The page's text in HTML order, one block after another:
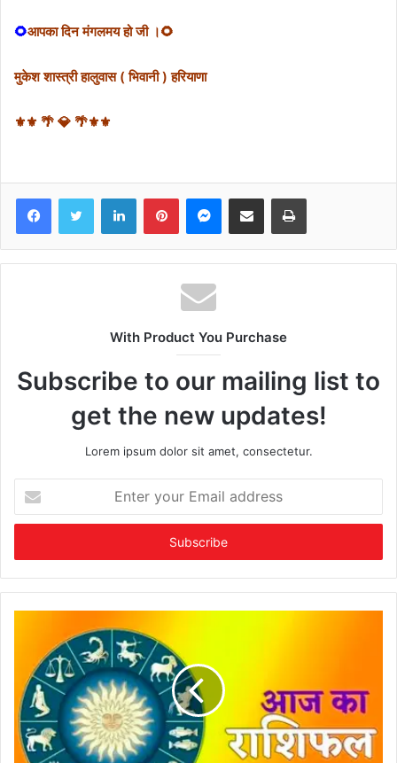
🌻आपका दिन मंगलमय हो जी ।🌻
मुकेश शास्त्री हालुवास ( भिवानी ) हरियाणा
⚜⚜ 🌴 💎 🌴⚜⚜
FacebookTwitter LinkedInPinterestMessenger
Share via Email Print
With Product You Purchase
Subscribe to our mailing list to
get the new updates!
Lorem ipsum dolor sit amet, consectetur.
your
Email